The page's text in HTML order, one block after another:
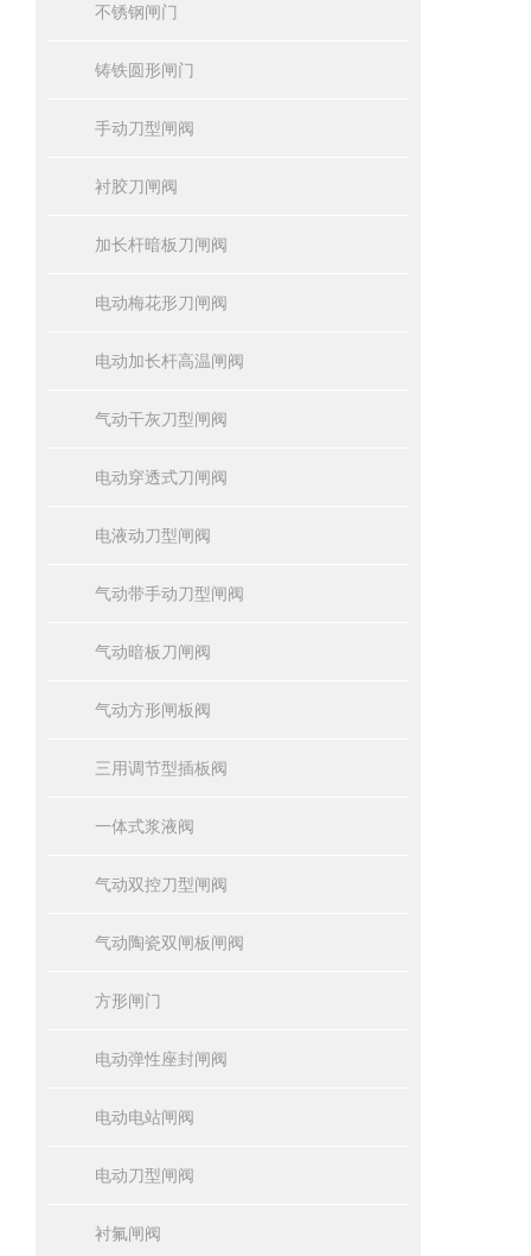
不锈钢闸门
铸铁圆形闸门
手动刀型闸阀
衬胶刀闸阀
加长杆暗板刀闸阀
电动梅花形刀闸阀
电动加长杆高温闸阀
气动干灰刀型闸阀
电动穿透式刀闸阀
电液动刀型闸阀
气动带手动刀型闸阀
气动暗板刀闸阀
气动方形闸板阀
三用调节型插板阀
一体式浆液阀
气动双控刀型闸阀
气动陶瓷双闸板闸阀
方形闸门
电动弹性座封闸阀
电动电站闸阀
电动刀型闸阀
衬氟闸阀